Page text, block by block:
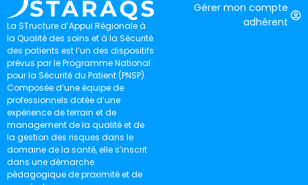
La STructure d’Appui Régionale à
la Qualité des soins et à la Sécurité
des patients est l’un des dispositifs
prévus par le Programme National
pour la Sécurité du Patient (PNSP).
Composée d’une équipe de
professionnels dotée d’une
expérience de terrain et de
management de la qualité et de
la gestion des risques dans le
domaine de la santé, elle s’inscrit
dans une démarche
pédagogique de proximité et de
Gérer mon compte
adhérent